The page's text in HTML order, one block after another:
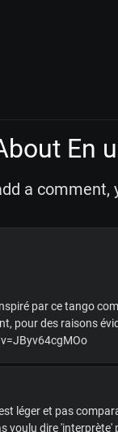
En
a comment,
par ce tango
pour des raisons
léger et pas
voulu dire 'interprète'